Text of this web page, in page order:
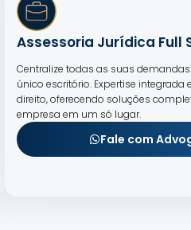
Assessoria Jurídica Full
Centralize todas as suas
único escritório. Expertise integrada
direito, oferecendo soluções
empresa em um só lugar.
Fale com